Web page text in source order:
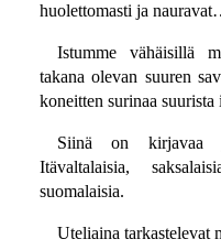
huolettomasti ja
Istumme vähäisillä
takana olevan suuren
koneitten surinaa
Siinä on kirjavaa
Itävaltalaisia,
suomalaisia.
Uteliaina tarkastelevat